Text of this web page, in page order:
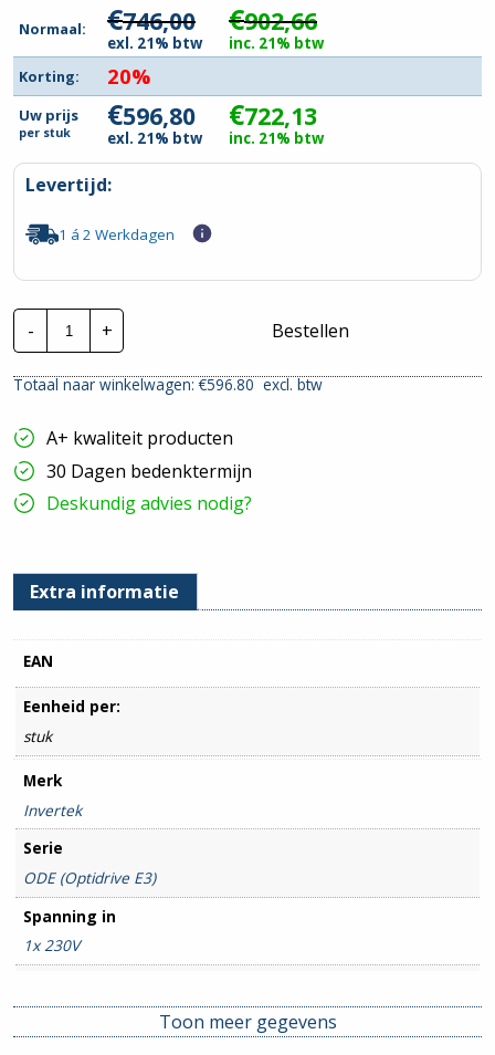
Normaal: €746,00
exl. 21% btw
€902,66
inc. 21% btw
Korting:
20%
Uw prijs
per stuk €596,80
exl. 21% btw
€722,13
inc. 21% btw
Levertijd:
1 á 2 Werkdagen
-
Invertek
Frequentieregelaar
|
3-
1F4A-
01
|
P=
1,1kw
hoeveelheid
+ Bestellen
Totaal naar winkelwagen: €596.80excl. btw
A+ kwaliteit producten
30 Dagen bedenktermijn
Deskundig advies nodig?
Extra informatie
EAN
Eenheid per:
stuk
Merk
Invertek
Serie
ODE (Optidrive E3)
Spanning in
1x 230V
1x 230V
Toon meer gegevens